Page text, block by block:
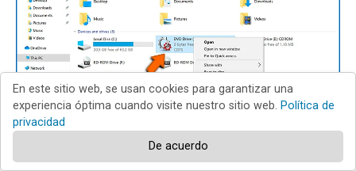
En este sitio web, se usan cookies para garantizar una
experiencia óptima cuando visite nuestro sitio web. Política de
privacidad
De acuerdo